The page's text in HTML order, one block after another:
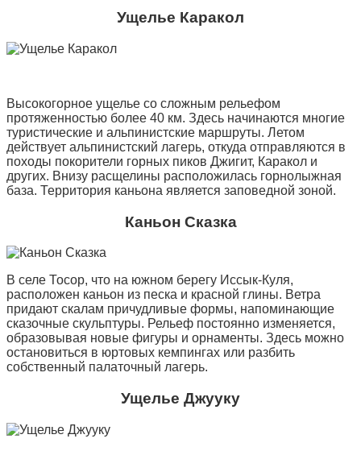
Ущелье Каракол
Высокогорное ущелье со сложным рельефом
протяженностью более 40 км. Здесь начинаются многие
туристические и альпинистские маршруты. Летом
действует альпинистский лагерь, откуда отправляются в
походы покорители горных пиков Джигит, Каракол и
других. Внизу расщелины расположилась горнолыжная
база. Территория каньона является заповедной зоной.
Каньон Сказка
В селе Тосор, что на южном берегу Иссык-Куля,
расположен каньон из песка и красной глины. Ветра
придают скалам причудливые формы, напоминающие
сказочные скульптуры. Рельеф постоянно изменяется,
образовывая новые фигуры и орнаменты. Здесь можно
остановиться в юртовых кемпингах или разбить
собственный палаточный лагерь.
Ущелье Джууку